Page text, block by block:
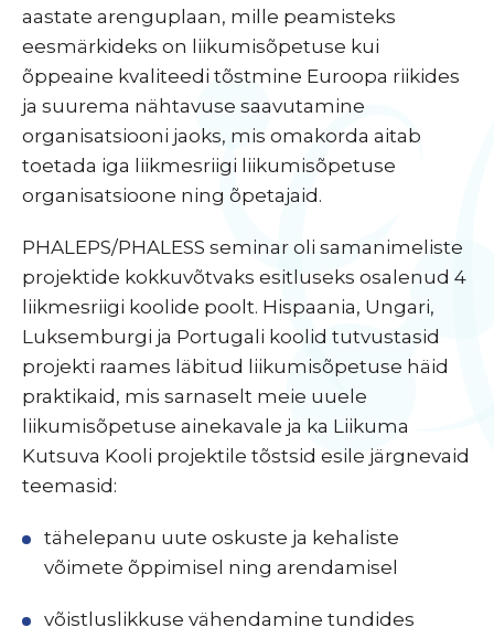
aastate arenguplaan, mille peamisteks
eesmärkideks on liikumisõpetuse kui
õppeaine kvaliteedi tõstmine Euroopa riikides
ja suurema nähtavuse saavutamine
organisatsiooni jaoks, mis omakorda aitab
toetada iga liikmesriigi liikumisõpetuse
organisatsioone ning õpetajaid.
PHALEPS/PHALESS seminar oli samanimeliste
projektide kokkuvõtvaks esitluseks osalenud 4
liikmesriigi koolide poolt. Hispaania, Ungari,
Luksemburgi ja Portugali koolid tutvustasid
projekti raames läbitud liikumisõpetuse häid
praktikaid, mis sarnaselt meie uuele
liikumisõpetuse ainekavale ja ka Liikuma
Kutsuva Kooli projektile tõstsid esile järgnevaid
teemasid:
tähelepanu uute oskuste ja kehaliste
võimete õppimisel ning arendamisel
võistluslikkuse vähendamine tundides